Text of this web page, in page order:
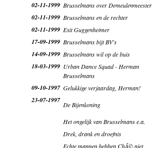
02-11-1999 Brusselmans over Demeulenmeester
02-11-1999 Brusselmans en de rechter
02-11-1999 Exit Guggenheimer
17-09-1999 Brusselmans bijt BV's
14-09-1999 Brusselmans wil op de buis
18-03-1999 Urban Dance Squad - Herman
Brusselmans
09-10-1997 Gelukkige verjaardag, Herman!
23-07-1997
De Bijenkoning
Het ongelijk van Brusselmans e.a.
Drek, drank en droefnis
Echte mannen hebben ChÃ© niet